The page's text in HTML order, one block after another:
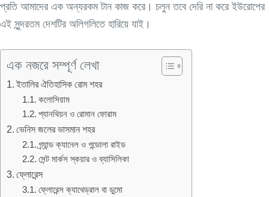
প্রতি আমাদের এক অন্যরকম টান কাজ করে। চলুন তবে দেরি না করে ইউরোপের
এই সুন্দরতম দেশটির অলিগলিতে হারিয়ে যাই।
এক নজরে সম্পূর্ণ লেখা
ইতালির ঐতিহাসিক রোম শহর
কলোসিয়াম
প্যানথিয়ন ও রোমান ফোরাম
ভেনিস জলের ভাসমান শহর
গ্র্যান্ড ক্যানেল ও গন্ডোলা রাইড
সেন্ট মার্কস স্কয়ার ও ব্যাসিলিকা
ফ্লোরেন্স
ফ্লোরেন্স ক্যাথেড্রাল বা ডুমো